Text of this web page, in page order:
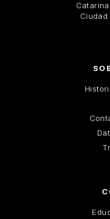
Ciudad